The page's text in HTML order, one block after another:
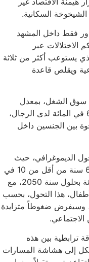
السكانية.
فقط داخل المشهد
الاختلالات عبر
يستوعب أكثر من ثلاثة
ويقلص قاعدة
سوق الشغل، بمعدل
نشاط لا يتجاوز 19,1 في المائة مقابل 68,6 في المائة لدى الرجال،
بين الجنسين داخل
الديموغرافي، حيث
يُتوقع أن ترتفع نسبة من تفوق أعمارهم 60 سنة من أقل من 10 في
المائة سنة 2014 إلى أزيد من 23 في المائة بحلول سنة 2050، مع
هذا التحول، بحسب
وسيفرض ضغوطاً متزايدة
الاجتماعي.
ترابطية بين هذه
إلى هشاشة المسارات